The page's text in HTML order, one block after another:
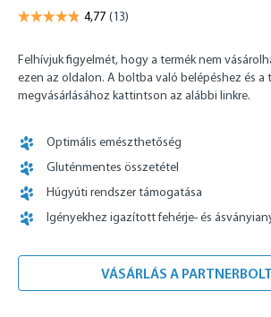
Felhívjuk figyelmét, hogy a termék nem
ezen az oldalon. A boltba való belépéshez és a
megvásárlásához kattintson az alábbi linkre.
Optimális emészthetőség
Gluténmentes összetétel
Húgyúti rendszer támogatása
Igényekhez igazított fehérje- és
VÁSÁRLÁS A